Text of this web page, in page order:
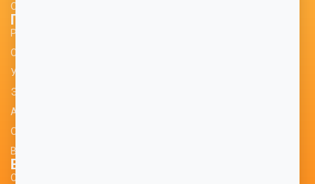
Образовательный кредит
Преподавателю
Расписание
Сводные графики учебного процесса
Учебно-методический портал
Электронно-информационная образовательная среда
Аттестация педагогических работников
Оценка качества образовательной деятельности
Вакансии
Воспитательная работа
События и мероприятия